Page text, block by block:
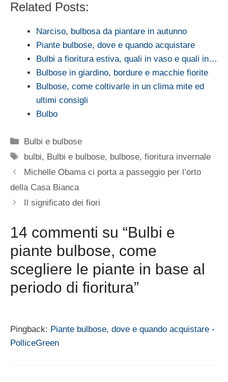
Related Posts:
Narciso, bulbosa da piantare in autunno
Piante bulbose, dove e quando acquistare
Bulbi a fioritura estiva, quali in vaso e quali in…
Bulbose in giardino, bordure e macchie fiorite
Bulbose, come coltivarle in un clima mite ed
ultimi consigli
Bulbo
Categorie
Bulbi e bulbose
Tag
bulbi, Bulbi e bulbose, bulbose,fioritura invernale
Michelle Obama ci porta a passeggio per l’orto
della Casa Bianca
Il significato dei fiori
14 commenti su “Bulbi e
piante bulbose, come
scegliere le piante in base al
periodo di fioritura”
Pingback: Piante bulbose, dove e quando acquistare -
PolliceGreen